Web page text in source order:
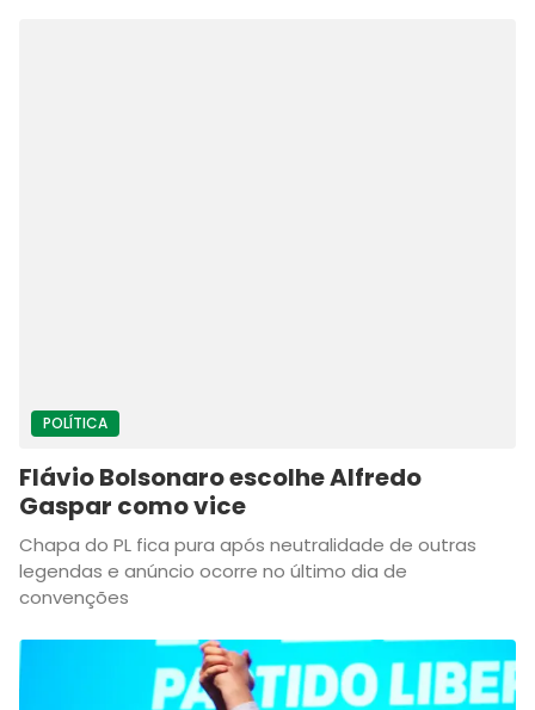
POLÍTICA
Flávio Bolsonaro escolhe Alfredo
Gaspar como vice
Chapa do PL fica pura após neutralidade de outras
legendas e anúncio ocorre no último dia de
convenções